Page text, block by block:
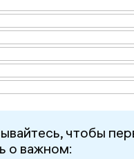
чтобы
о важном: